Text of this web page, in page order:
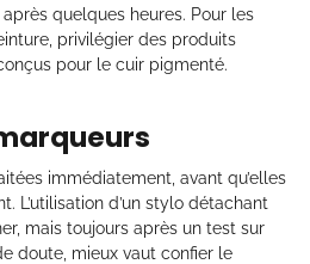
quelques heures. Pour les
privilégier des produits
pour le cuir pigmenté.
immédiatement, avant qu’elles
L’utilisation d’un stylo détachant
mais toujours après un test sur
doute, mieux vaut confier le